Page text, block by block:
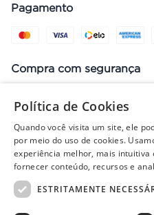
Pagamento
Compra com segurança
Preços, promoções, condições
para compras no site. Em caso
carrinho no fechamento do
Política de Cookies
Quando você visita um site, ele
por meio do uso de cookies.
experiência melhor, mais intuitiva
fornecer conteúdo, recursos e
ESTRITAMENTE